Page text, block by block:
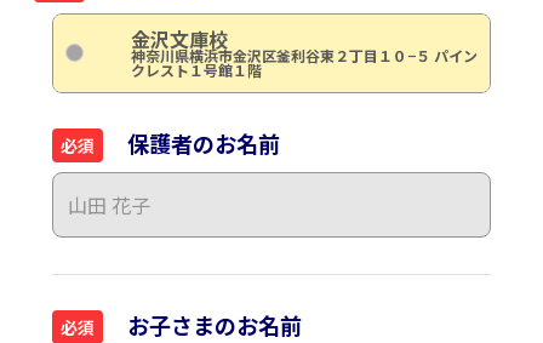
金沢文庫校
神奈川県横浜市金沢区釜利谷東２丁目１０−５ パイン
クレスト１号館１階
必須 保護者のお名前
必須 お子さまのお名前